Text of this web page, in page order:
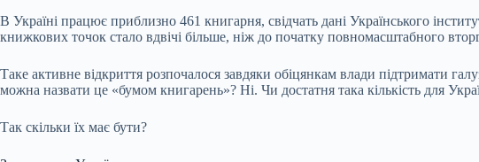
В Україні працює приблизно 461 книгарня, свідчать дані Українського
книжкових точок стало вдвічі більше, ніж до початку повномасштабного
Таке активне відкриття розпочалося завдяки обіцянкам влади підтримати
можна назвати це «бумом книгарень»? Ні. Чи достатня така кількість для
Так скільки їх має бути?